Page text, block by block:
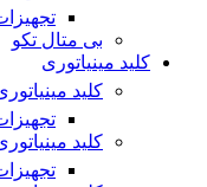
بی متال تکو
کلید مینیاتوری
کلید
کلید